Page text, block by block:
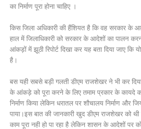
का निर्माण पूरा होना चाहिए ।
किस जिला अधिकारी की हैंशियत है कि वह सरकार के
हाल में जिलाधिकारी को सरकार के आदेशों का पालन
आंकड़ों में झूठी रिपोर्ट दिखा कर यह बता दिया जाए कि
है।
बस यही सबसे बड़ी गलती डीएम राजशेखर ने भी कर
के आंकड़े को पूरा करने के लिए तमाम प्रकार के कायदे
निर्माण किया लेकिन धरातल पर शौचालय निर्माण और
पाया।इस बात की जानकारी खुद डीएम राजशेखर को
काम पूरा नही हो पा रहा है लेकिन शासन के आदेशों पर